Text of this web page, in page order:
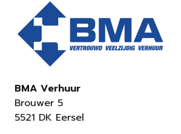
BMA Verhuur
Brouwer 5
5521 DK Eersel